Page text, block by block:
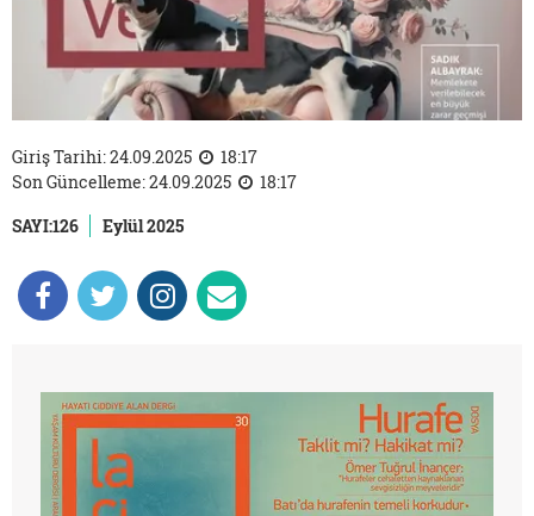
Giriş Tarihi: 24.09.2025
18:17
Son Güncelleme: 24.09.2025
18:17
SAYI:126
Eylül 2025